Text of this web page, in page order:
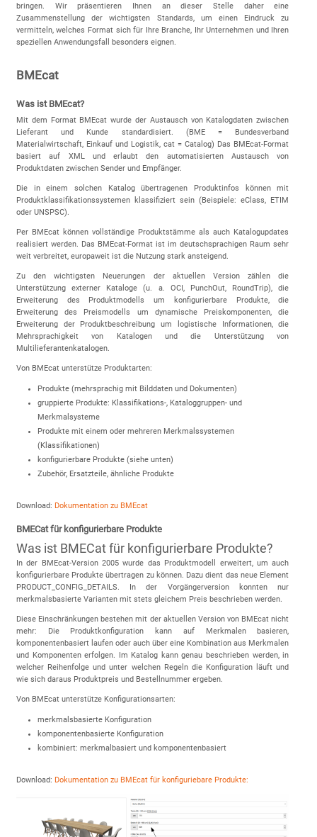
bringen. Wir präsentieren Ihnen an dieser Stelle daher eine
Zusammenstellung der wichtigsten Standards, um einen Eindruck zu
vermitteln, welches Format sich für Ihre Branche, Ihr Unternehmen und Ihren
speziellen Anwendungsfall besonders eignen.
BMEcat
Was ist BMEcat?
Mit dem Format BMEcat wurde der Austausch von Katalogdaten zwischen
Lieferant und Kunde standardisiert. (BME = Bundesverband
Materialwirtschaft, Einkauf und Logistik, cat = Catalog) Das BMEcat-Format
basiert auf XML und erlaubt den automatisierten Austausch von
Produktdaten zwischen Sender und Empfänger.
Die in einem solchen Katalog übertragenen Produktinfos können mit
Produktklassifikationssystemen klassifiziert sein (Beispiele: eClass, ETIM
oder UNSPSC).
Per BMEcat können vollständige Produktstämme als auch Katalogupdates
realisiert werden. Das BMEcat-Format ist im deutschsprachigen Raum sehr
weit verbreitet, europaweit ist die Nutzung stark ansteigend.
Zu den wichtigsten Neuerungen der aktuellen Version zählen die
Unterstützung externer Kataloge (u. a. OCI, PunchOut, RoundTrip), die
Erweiterung des Produktmodells um konfigurierbare Produkte, die
Erweiterung des Preismodells um dynamische Preiskomponenten, die
Erweiterung der Produktbeschreibung um logistische Informationen, die
Mehrsprachigkeit von Katalogen und die Unterstützung von
Multilieferantenkatalogen.
Von BMEcat unterstütze Produktarten:
Produkte (mehrsprachig mit Bilddaten und Dokumenten)
gruppierte Produkte: Klassifikations-, Kataloggruppen- und
Merkmalsysteme
Produkte mit einem oder mehreren Merkmalssystemen
(Klassifikationen)
konfigurierbare Produkte (siehe unten)
Zubehör, Ersatzteile, ähnliche Produkte
Download: Dokumentation zu BMEcat
BMECat für konfigurierbare Produkte
Was ist BMECat für konfigurierbare Produkte?
In der BMEcat-Version 2005 wurde das Produktmodell erweitert, um auch
konfigurierbare Produkte übertragen zu können. Dazu dient das neue Element
PRODUCT_CONFIG_DETAILS. In der Vorgängerversion konnten nur
merkmalsbasierte Varianten mit stets gleichem Preis beschrieben werden.
Diese Einschränkungen bestehen mit der aktuellen Version von BMEcat nicht
mehr: Die Produktkonfiguration kann auf Merkmalen basieren,
komponentenbasiert laufen oder auch über eine Kombination aus Merkmalen
und Komponenten erfolgen. Im Katalog kann genau beschrieben werden, in
welcher Reihenfolge und unter welchen Regeln die Konfiguration läuft und
wie sich daraus Produktpreis und Bestellnummer ergeben.
Von BMEcat unterstütze Konfigurationsarten:
merkmalsbasierte Konfiguration
komponentenbasierte Konfiguration
kombiniert: merkmalbasiert und komponentenbasiert
Download: Dokumentation zu BMEcat für konfiguriebare Produkte: